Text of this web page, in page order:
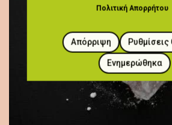
Πολιτική Απορρήτου
Απόρριψη
Ενημερώθηκα